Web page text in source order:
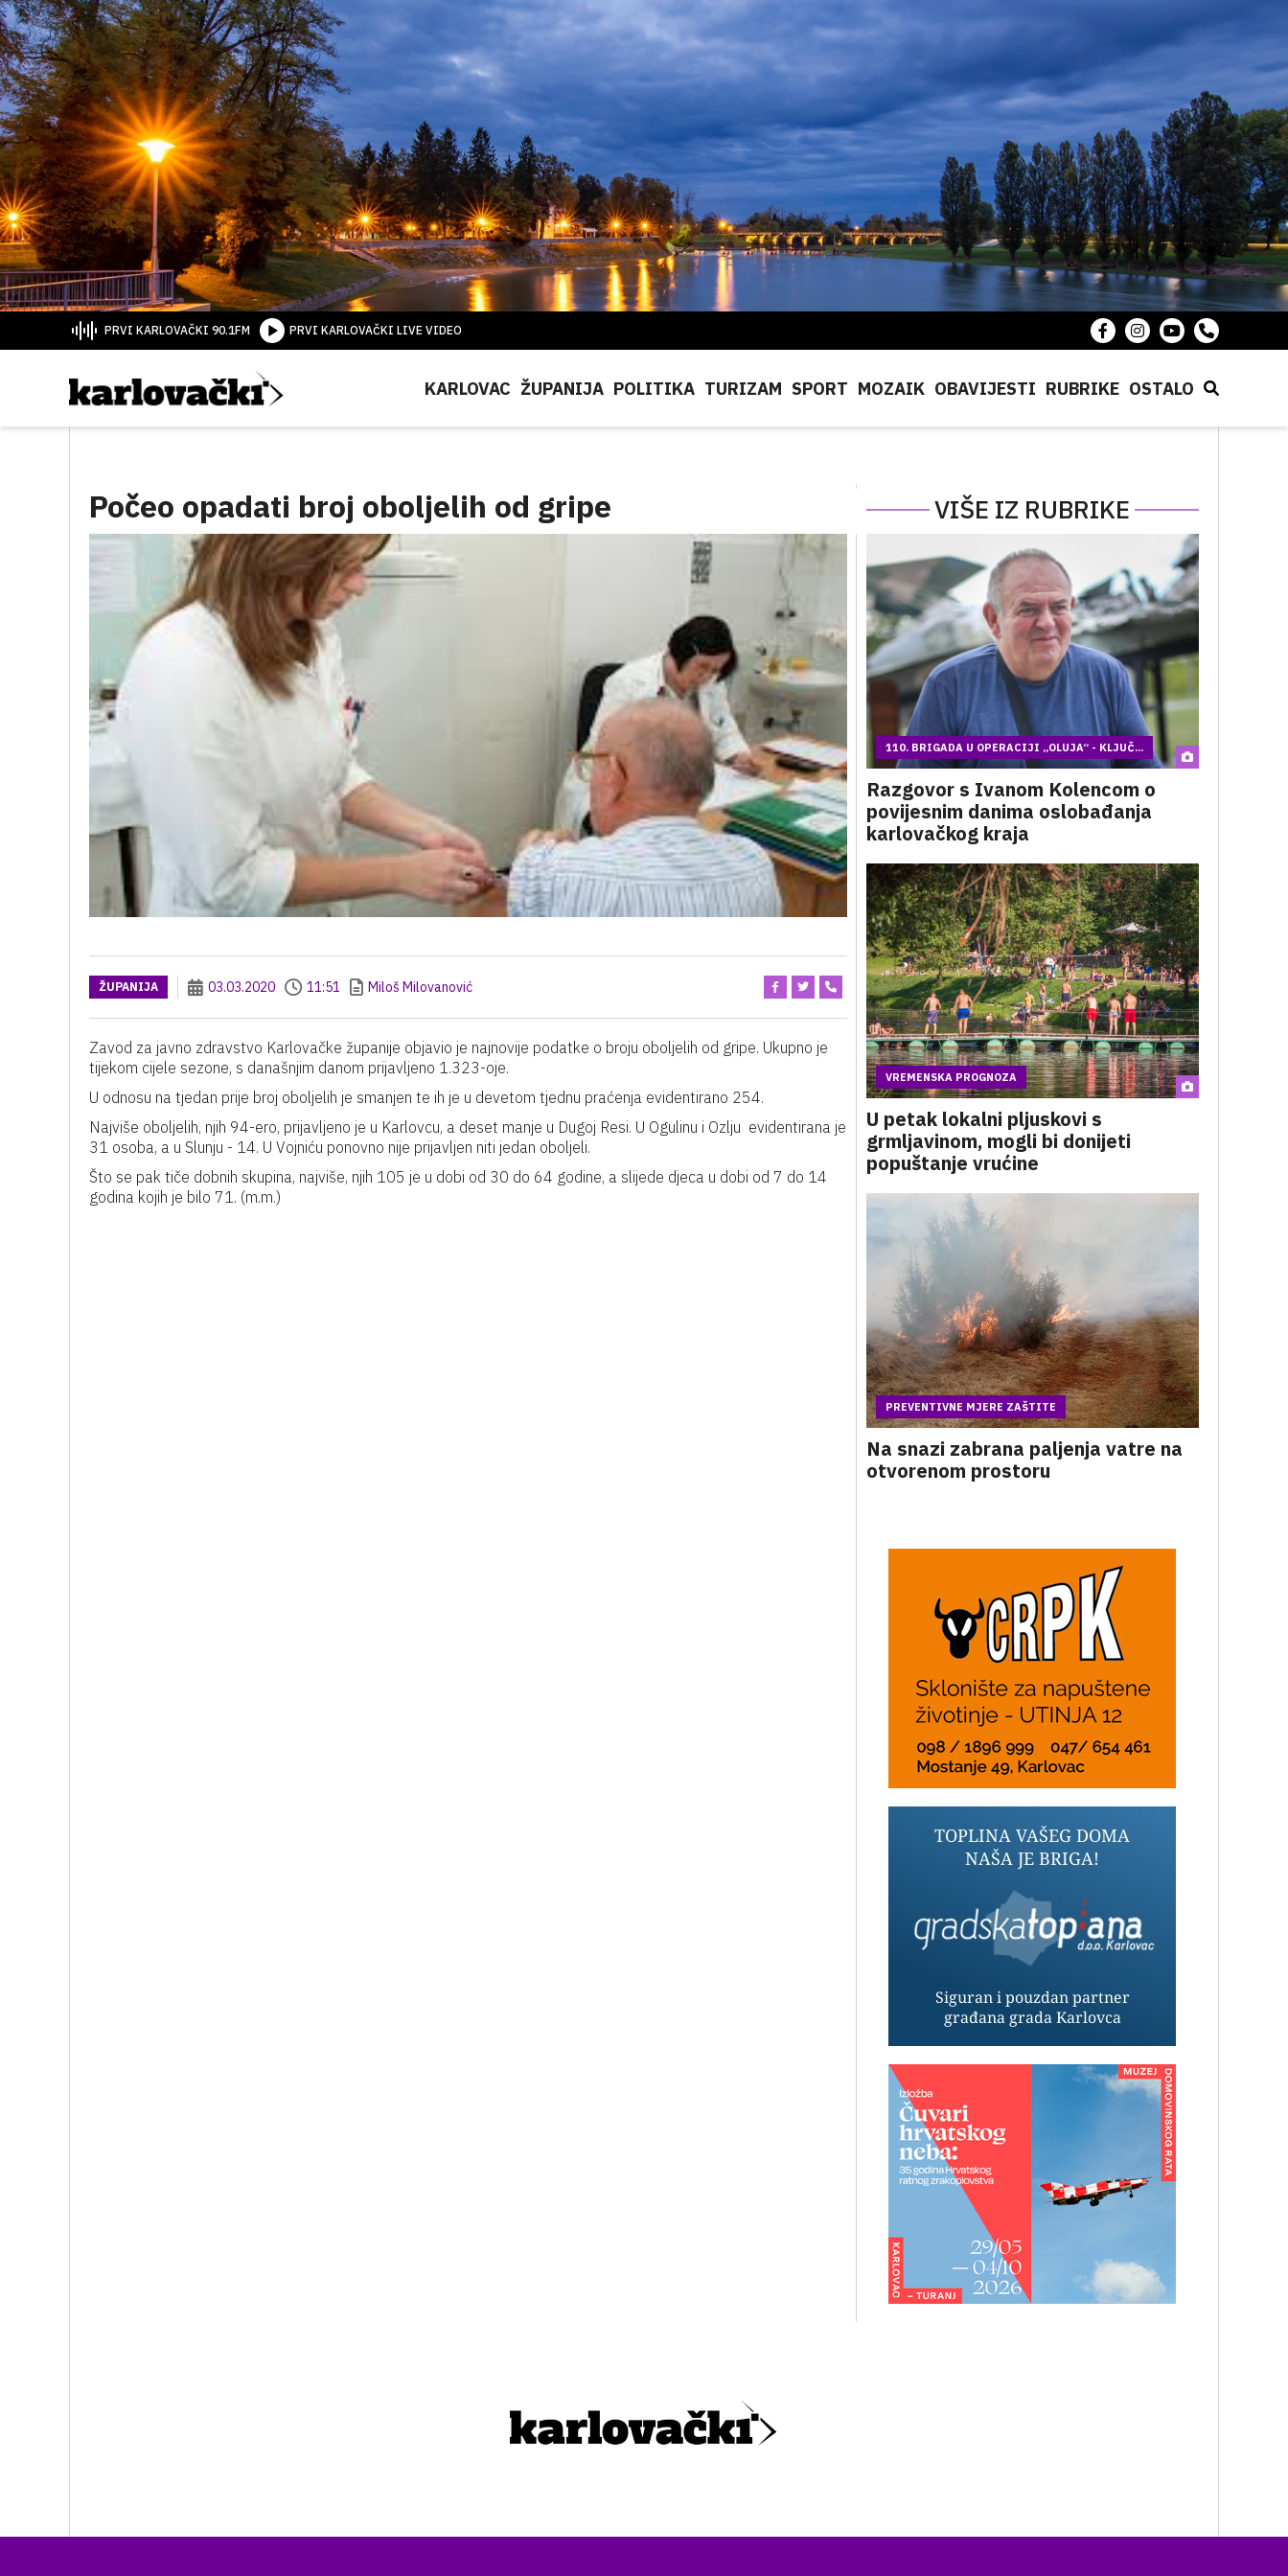
PRVI KARLOVAČKI 90.1FM PRVI KARLOVAČKI LIVE VIDEO
KARLOVAC ŽUPANIJA POLITIKA TURIZAM SPORT MOZAIK OBAVIJESTI RUBRIKE OSTALO
Počeo opadati broj oboljelih od gripe VIŠE IZ RUBRIKE
ŽUPANIJA 03.03.2020 11:51 Miloš Milovanović
Zavod za javno zdravstvo Karlovačke županije objavio je najnovije podatke o broju oboljelih od gripe. Ukupno je
tijekom cijele sezone, s današnjim danom prijavljeno 1.323-oje.
U odnosu na tjedan prije broj oboljelih je smanjen te ih je u devetom tjednu praćenja evidentirano 254.
Najviše oboljelih, njih 94-ero, prijavljeno je u Karlovcu, a deset manje u Dugoj Resi. U Ogulinu i Ozlju evidentirana je
31 osoba, a u Slunju - 14. U Vojniću ponovno nije prijavljen niti jedan oboljeli.
Što se pak tiče dobnih skupina, najviše, njih 105 je u dobi od 30 do 64 godine, a slijede djeca u dobi od 7 do 14
godina kojih je bilo 71. (m.m.)
110. BRIGADA U OPERACIJI „OLUJA“ - KLJUČ...
Razgovor s Ivanom Kolencom o
povijesnim danima oslobađanja
karlovačkog kraja
VREMENSKA PROGNOZA
U petak lokalni pljuskovi s
grmljavinom, mogli bi donijeti
popuštanje vrućine
PREVENTIVNE MJERE ZAŠTITE
Na snazi zabrana paljenja vatre na
otvorenom prostoru